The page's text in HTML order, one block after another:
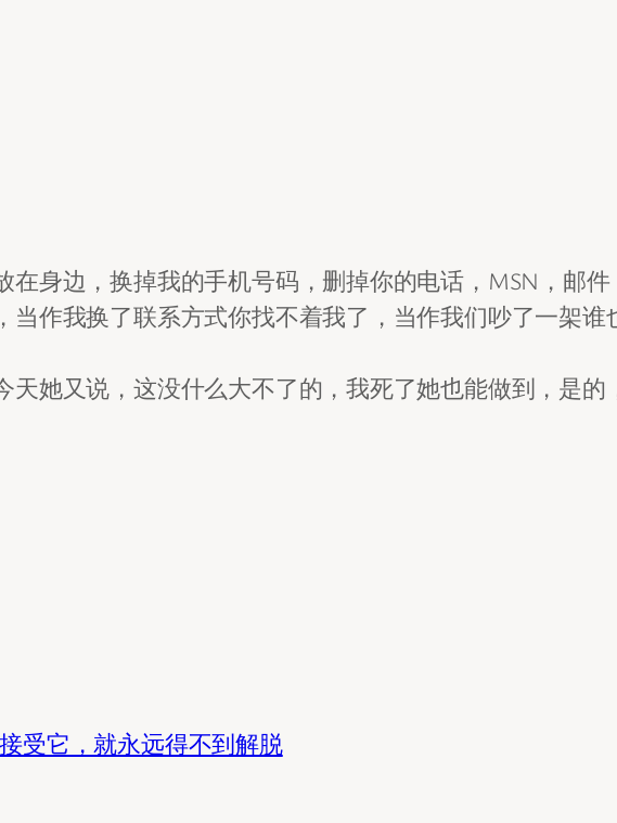
在身边，换掉我的手机号码，删掉你的电话，MSN，邮
当作我换了联系方式你找不着我了，当作我们吵了一架
天她又说，这没什么大不了的，我死了她也能做到，是
受它，就永远得不到解脱